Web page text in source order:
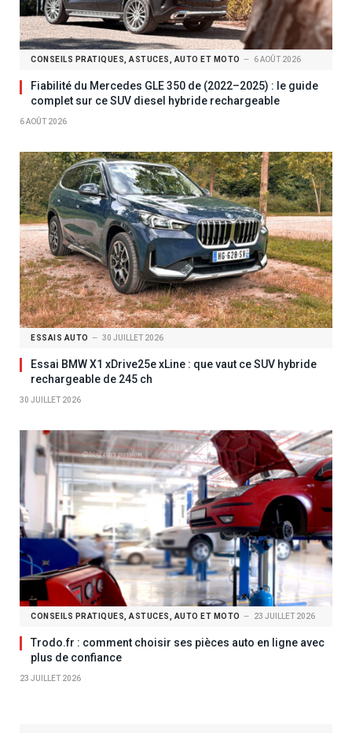
CONSEILS PRATIQUES, ASTUCES, AUTO ET MOTO 6 AOÛT 2026
Fiabilité du Mercedes GLE 350 de (2022–2025) : le guide
complet sur ce SUV diesel hybride rechargeable
6 AOÛT 2026
ESSAIS AUTO 30 JUILLET 2026
Essai BMW X1 xDrive25e xLine : que vaut ce SUV hybride
rechargeable de 245 ch
30 JUILLET 2026
CONSEILS PRATIQUES, ASTUCES, AUTO ET MOTO 23 JUILLET 2026
Trodo.fr : comment choisir ses pièces auto en ligne avec
plus de confiance
23 JUILLET 2026